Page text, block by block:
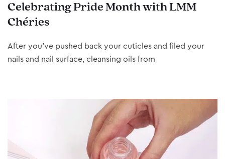
Celebrating Pride Month with LMM
Chéries
After you’ve pushed back your cuticles and filed your
nails and nail surface, cleansing oils from